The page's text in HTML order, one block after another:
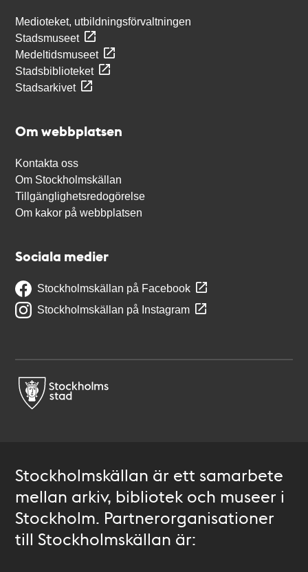
Medioteket, utbildningsförvaltningen
Stadsmuseet
Medeltidsmuseet
Stadsbiblioteket
Stadsarkivet
Om webbplatsen
Kontakta oss
Om Stockholmskällan
Tillgänglighetsredogörelse
Om kakor på webbplatsen
Sociala medier
Stockholmskällan på Facebook
Stockholmskällan på Instagram
Stockholmskällan är ett samarbete
mellan arkiv, bibliotek och museer i
Stockholm. Partnerorganisationer
till Stockholmskällan är: